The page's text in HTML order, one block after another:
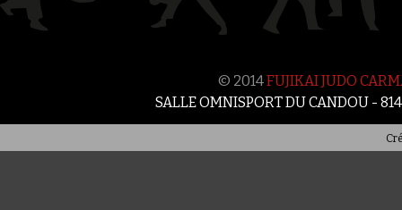
© 2014FUJIKAI JUDO
SALLE OMNISPORT DU CANDOU -